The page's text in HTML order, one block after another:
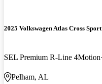
2025 Volkswagen Atlas Cross Sport
SEL Premium R-Line 4Motion
Pelham, AL